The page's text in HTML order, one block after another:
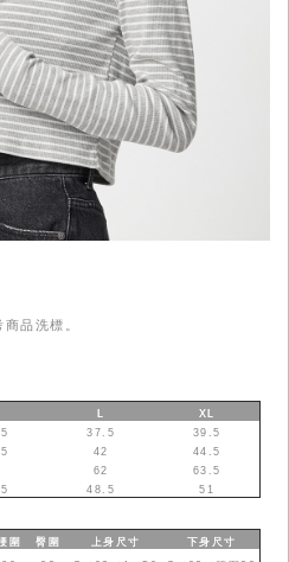
品洗標。
XL
37.5
39.5
42
44.5
62
63.5
48.5 51
腰圍 臀圍 上身 尺寸 下身 尺寸